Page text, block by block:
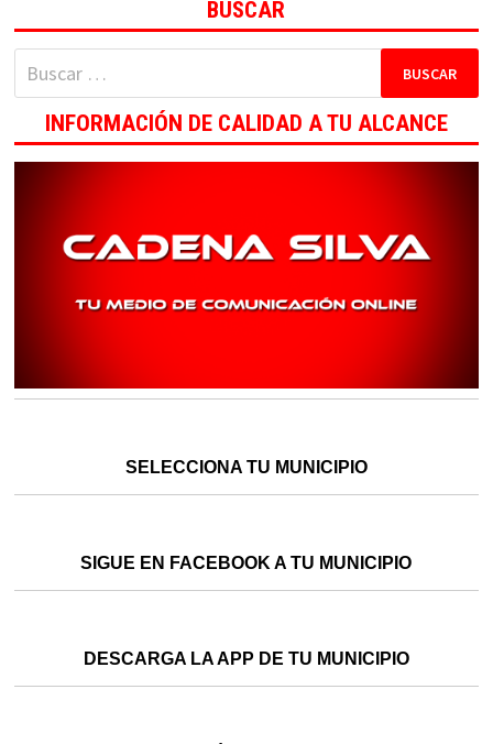
BUSCAR
Buscar:
INFORMACIÓN DE CALIDAD A TU ALCANCE
SELECCIONA TU MUNICIPIO
SIGUE EN FACEBOOK A TU MUNICIPIO
DESCARGA LA APP DE TU MUNICIPIO